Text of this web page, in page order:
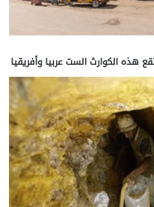
هذه الكوارث الست عربيا وأفريقيا